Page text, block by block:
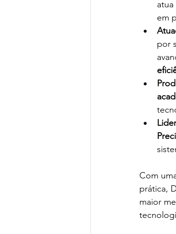
em
por
Com
prática,
maior